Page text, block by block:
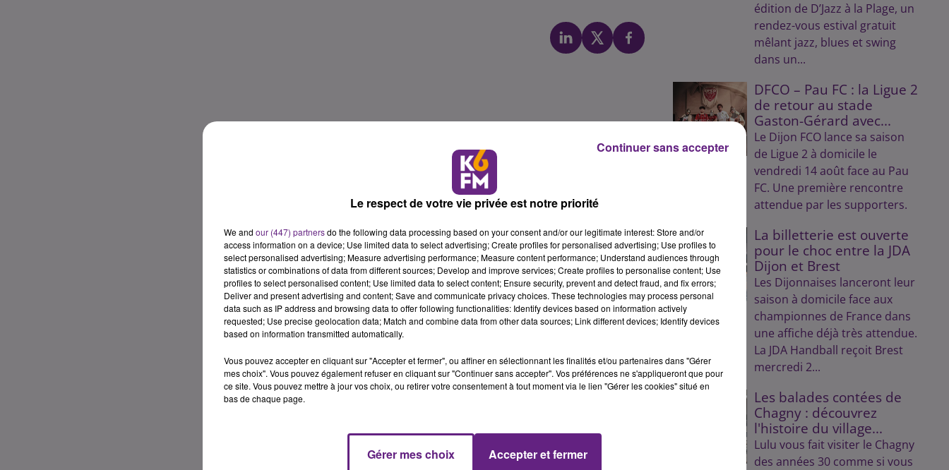
édition de D’Jazz à la Plage, un
rendez-vous estival gratuit
mêlant jazz, blues et swing
dans un...
DFCO – Pau FC : la Ligue 2
de retour au stade
Gaston-Gérard avec...
Le Dijon FCO lance sa saison
de Ligue 2 à domicile le
vendredi 14 août face au Pau
FC. Une première rencontre
attendue par les supporters.
La billetterie est ouverte
pour le choc entre la JDA
Dijon et Brest
Les Dijonnaises lanceront leur
saison à domicile face aux
championnes de France dans
une affiche déjà très attendue.
La JDA Handball reçoit Brest
mercredi 2...
Les balades contées de
Chagny : découvrez
l'histoire du village...
Lulu vous fait visiter le Chagny
des années 30 comme si vous
Le respect de votre vie privée est notre priorité
We and our (447) partnersdo the following data processing based on your consent and/or our legitimate interest: Store and/or
access information on a device; Use limited data to select advertising; Create profiles for personalised advertising; Use profiles to
select personalised advertising; Measure advertising performance; Measure content performance; Understand audiences through
statistics or combinations of data from different sources; Develop and improve services; Create profiles to personalise content; Use
profiles to select personalised content; Use limited data to select content; Ensure security, prevent and detect fraud, and fix errors;
Deliver and present advertising and content; Save and communicate privacy choices. These technologies may process personal
data such as IP address and browsing data to offer following functionalities: Identify devices based on information actively
requested; Use precise geolocation data; Match and combine data from other data sources; Link different devices; Identify devices
based on information transmitted automatically.
Vous pouvez accepter en cliquant sur "Accepter et fermer", ou affiner en sélectionnant les finalités et/ou partenaires dans "Gérer
mes choix". Vous pouvez également refuser en cliquant sur "Continuer sans accepter". Vos préférences ne s'appliqueront que pour
ce site. Vous pouvez mettre à jour vos choix, ou retirer votre consentement à tout moment via le lien "Gérer les cookies" situé en
bas de chaque page.
Gérer mes choix Accepter et fermer
Continuer sans accepter